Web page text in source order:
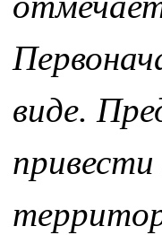
виде.